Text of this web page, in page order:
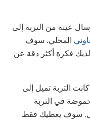
عينة من التربة إلى
المحلي. سوف
فكرة أكثر دقة عن
التربة تميل إلى
في التربة
سوف يعطيك فقط